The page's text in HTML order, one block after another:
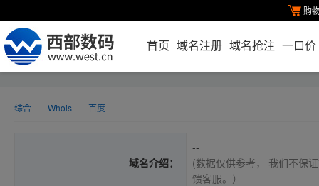
购
首页 域名注册 域名抢注 一口价
综合 Whois 百度
域名介绍：
--
(数据仅供参考， 我们不保
馈客服。）